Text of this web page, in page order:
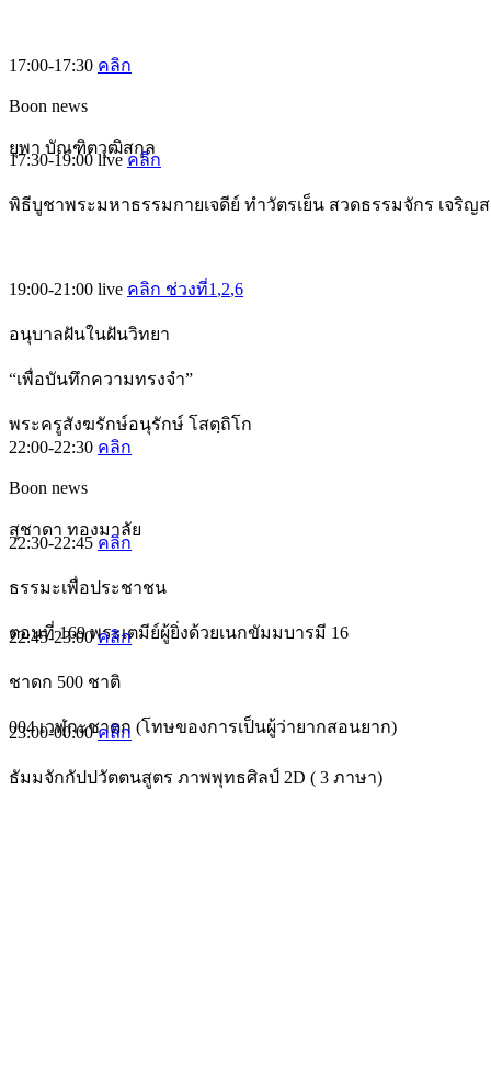
17:00-17:30 คลิก
Boon news
ยุพา บัณฑิตวุฒิสกุล
17:30-19:00live คลิก
พิธีบูชาพระมหาธรรมกายเจดีย์ ทำวัตรเย็น สวดธรรมจักร เจริญ
19:00-21:00 live คลิก ช่วงที่1,2,6
อนุบาลฝันในฝันวิทยา
“เพื่อบันทึกความทรงจำ”
พระครูสังฆรักษ์อนุรักษ์ โสตฺถิโก
22:00-22:30 คลิก
Boon news
สุชาดา ทองมาลัย
22:30-22:45 คลิก
ธรรมะเพื่อประชาชน
ตอนที่ 169 พระเตมีย์ผู้ยิ่งด้วยเนกขัมมบารมี 16
22:45-23:00คลิก
ชาดก 500 ชาติ
004 เวฬุกะชาดก (โทษของการเป็นผู้ว่ายากสอนยาก)
23:00-00:00คลิก
ธัมมจักกัปปวัตตนสูตร ภาพพุทธศิลป์ 2D ( 3 ภาษา)